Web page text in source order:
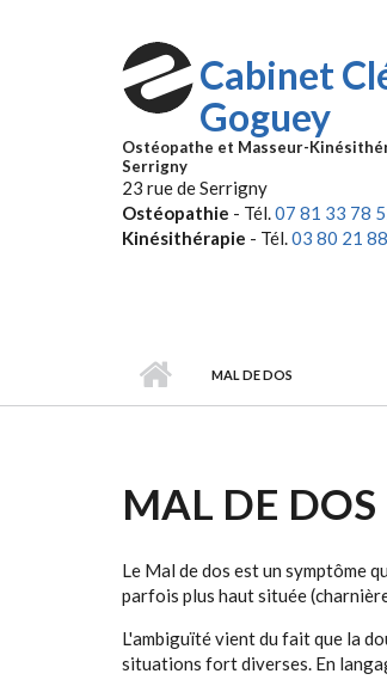
Cabinet
Goguey
Ostéopathe et Masseur-
Serrigny
23 rue de Serrigny
Ostéopathie - Tél.07 81 33 78
Kinésithérapie - Tél.03 80 21
MAL DE DOS
MAL DE DOS
Le Mal de dos est un symptôme
parfois plus haut située
L'ambiguïté vient du fait que la
situations fort diverses. En